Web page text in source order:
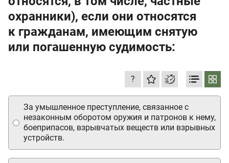
охранники), если они относятся
к гражданам, имеющим снятую
или погашенную судимость:
?
За умышленное преступление, связанное с
незаконным оборотом оружия и патронов к нему,
боеприпасов, взрывчатых веществ или взрывных
устройств.